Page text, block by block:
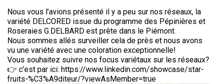
Nous vous l’avions présenté il y a peu sur nos réseaux, la
variété DELCORED issue du programme des Pépinières et
Roseraies G.DELBARD est prête dans le Piémont.
Nous sommes allés surveiller cela de près et nous avons
vu une variété avec une coloration exceptionnelle!
Vous souhaitez suivre nos focus variétaux sur les réseaux?
👉 c’est par ici: https://www.linkedin.com/showcase/star-
fruits-%C3%A9diteur/?viewAsMember=true